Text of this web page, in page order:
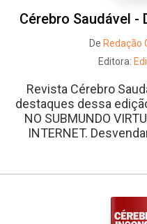
Cérebro Saudável -
De Redação
Editora:
Revista Cérebro
destaques dessa
NO SUBMUNDO
INTERNET.